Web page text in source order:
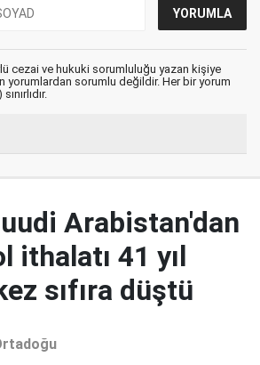
cezai ve hukuki sorumluluğu yazan kişiye
yorumlardan sorumlu değildir. Her bir yorum
Arabistan'dan
ithalatı 41 yıl
sıfıra düştü